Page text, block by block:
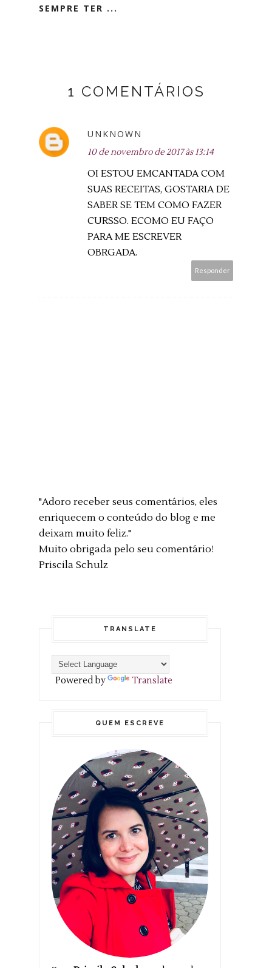
SEMPRE TER ...
1 COMENTÁRIOS
UNKNOWN
10 de novembro de 2017 às 13:14
OI ESTOU EMCANTADA COM
SUAS RECEITAS, GOSTARIA DE
SABER SE TEM COMO FAZER
CURSSO. ECOMO EU FAÇO
PARA ME ESCREVER
OBRGADA.
Responder
"Adoro receber seus comentários, eles
enriquecem o conteúdo do blog e me
deixam muito feliz."
Muito obrigada pelo seu comentário!
Priscila Schulz
TRANSLATE
Powered by Translate
QUEM ESCREVE